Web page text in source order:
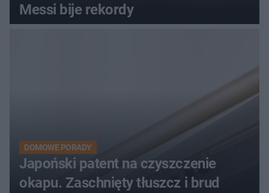
Messi bije rekordy
DOMOWE PORADY
Japoński patent na czyszczenie
okapu. Zaschnięty tłuszcz i brud